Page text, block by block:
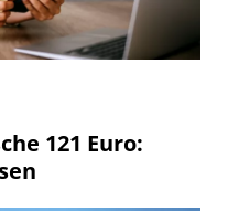
121 Euro: